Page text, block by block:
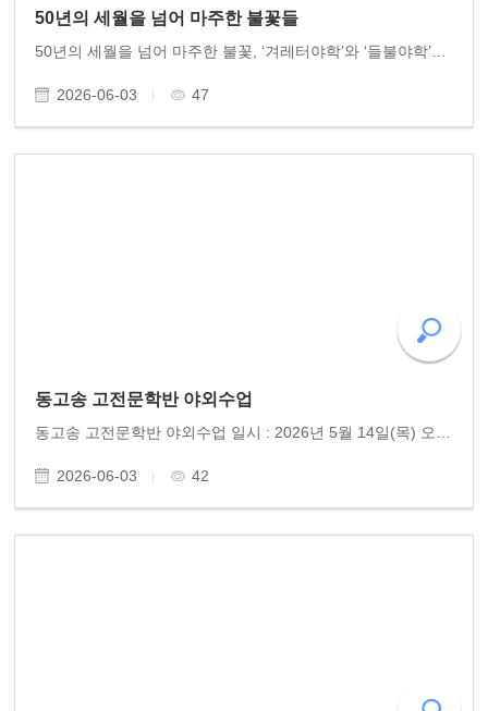
50년의 세월을 넘어 마주한 불꽃들
2026-06-03 47
동고송 고전문학반 야외수업
2026-06-03 42